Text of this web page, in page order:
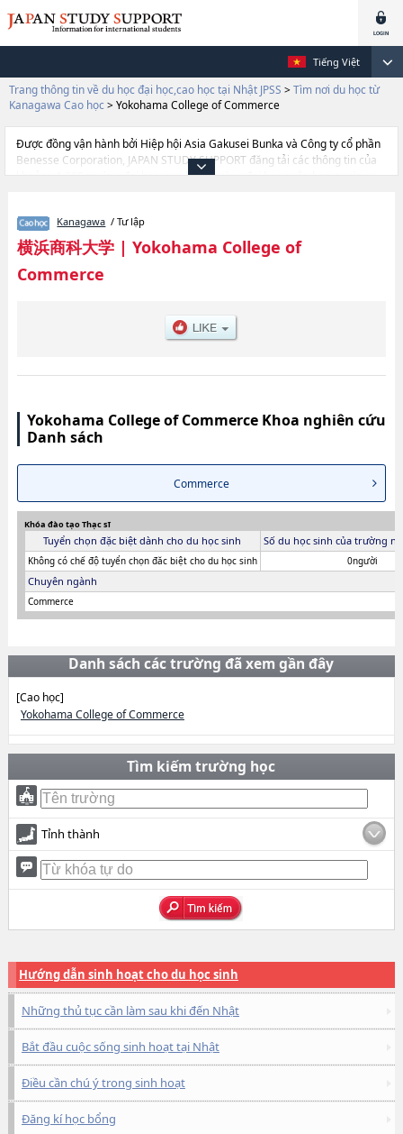
Tiếng Việt
Trang thông tin về du học đại học,cao học tại Nhật JPSS > Tìm nơi du học từ
Kanagawa Cao học > Yokohama College of Commerce
Được đồng vận hành bởi Hiệp hội Asia Gakusei Bunka và Công ty cổ phần
Benesse Corporation, JAPAN STUDY SUPPORT đăng tải các thông tin của
khoảng 1.300 trường đại học, cao học, trường đại học ngắn hạn, trường
và thông tin cần thiết dành cho du học sinh, như là về các Commerce,
thông tin về từng khoa nghiên cứu, thông tin liên quan đến thi tuyển như
số lượng tuyển sinh, số lượng trúng tuyển, cở sở trang thiết bị, hướng dẫn
địa điểm v.v...
Kanagawa / Tư lập
横浜商科大学| Yokohama College of
Commerce
Yokohama College of Commerce Khoa nghiên cứu
Danh sách
Commerce
Khóa đào tạo Thạc sĩ
Tuyển chọn đặc biệt dành cho du học sinh Số du học sinh của trường
Không có chế độ tuyển chọn đăc biệt cho du học sinh 0người
Chuyên ngành
Commerce
Danh sách các trường đã xem gần đây
[Cao học]
Yokohama College of Commerce
Tìm kiếm trường học
Tỉnh thành
Hướng dẫn sinh hoạt cho du học sinh
Những thủ tục cần làm sau khi đến Nhật
Bắt đầu cuộc sống sinh hoạt tại Nhật
Điều cần chú ý trong sinh hoạt
Đăng kí học bổng